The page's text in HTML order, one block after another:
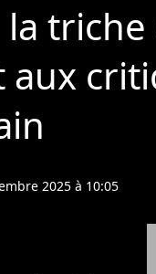
2025 à 10:05